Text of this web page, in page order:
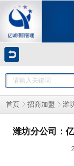
首页 招商加盟 潍
潍坊分公司：